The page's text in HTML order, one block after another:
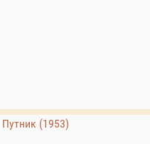
Путник (1953)